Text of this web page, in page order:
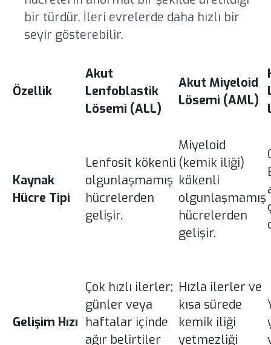
bir türdür. İleri evrelerde daha hızlı bir
seyir gösterebilir.
Özellik
Akut
Lenfoblastik
Lösemi (ALL)
Akut Miyeloid
Lösemi (AML)
Kaynak
Hücre Tipi
Lenfosit kökenli
olgunlaşmamış
hücrelerden
gelişir.
Miyeloid
(kemik iliği)
kökenli
olgunlaşmamış
hücrelerden
gelişir.
Gelişim Hızı
Çok hızlı ilerler;
günler veya
haftalar içinde
ağır belirtiler
Hızla ilerler ve
kısa sürede
kemik iliği
yetmezliği